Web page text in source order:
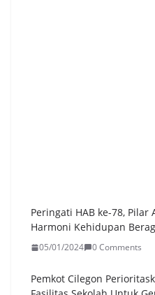
Peringati HAB ke-78, Pilar
Harmoni Kehidupan
05/01/2024 0 Comments
Pemkot Cilegon